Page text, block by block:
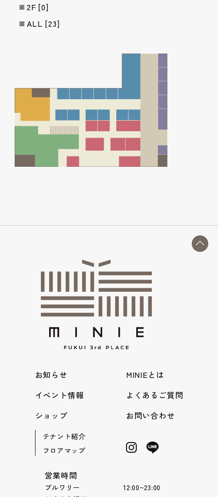
2F [0]
ALL [23]
お知らせ
イベント情報
ショップ
テナント紹介
フロアマップ
MINIEとは
よくあるご質問
お問い合わせ
営業時間
ブルワリー 12:00~23:00